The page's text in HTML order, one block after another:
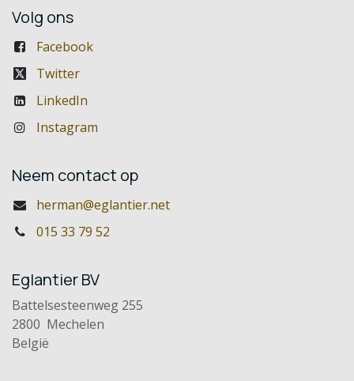
Volg ons
Facebook
Twitter
LinkedIn
Instagram
Neem contact op
herman@eglantier.net
015 33 79 52
Eglantier BV
Battelsesteenweg 255
2800 Mechelen
België